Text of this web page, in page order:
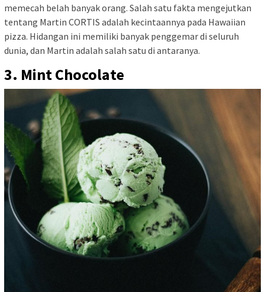
memecah belah banyak orang. Salah satu fakta mengejutkan
tentang Martin CORTIS adalah kecintaannya pada Hawaiian
pizza. Hidangan ini memiliki banyak penggemar di seluruh
dunia, dan Martin adalah salah satu di antaranya.
3. Mint Chocolate